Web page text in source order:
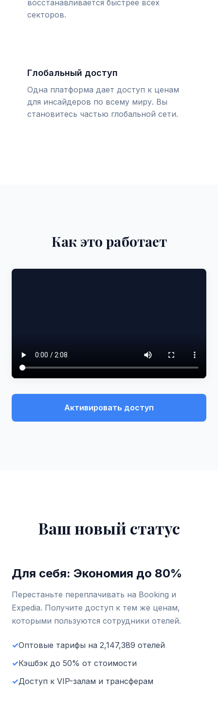
восстанавливается быстрее всех
секторов.
Глобальный доступ
Одна платформа дает доступ к ценам
для инсайдеров по всему миру. Вы
становитесь частью глобальной сети.
Как это работает
Активировать доступ
Ваш новый статус
Для себя: Экономия до 80%
Перестаньте переплачивать на Booking и
Expedia. Получите доступ к тем же ценам,
которыми пользуются сотрудники отелей.
✓Оптовые тарифы на 2,147,389 отелей
✓Кэшбэк до 50% от стоимости
✓Доступ к VIP-залам и трансферам